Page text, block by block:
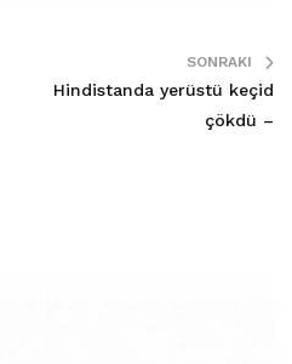
SONRAKI
Hindistanda yerüstü keçid
çökdü –